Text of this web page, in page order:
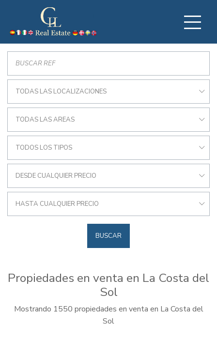
TODAS LAS LOCALIZACIONES
TODAS LAS AREAS
TODOS LOS TIPOS
DESDE CUALQUIER PRECIO
HASTA CUALQUIER PRECIO
BUSCAR
Propiedades en venta en La Costa del
Sol
Mostrando 1550 propiedades en venta en La Costa del
Sol